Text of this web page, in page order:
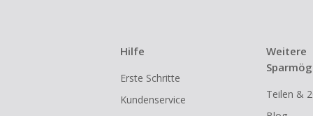
Händlern
Hilfe
Erste Schritte
Kundenservice
Weitere
Teilen &